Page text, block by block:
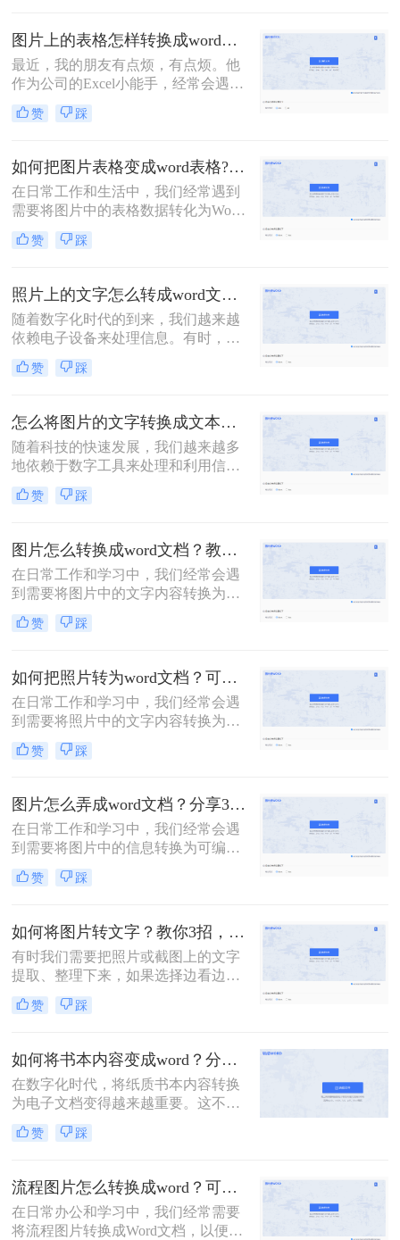
换成Word文档的方法，帮助您轻松完
成这一任务。
图片上的表格怎样转换成word表格？教你转换的二个方法！
最近，我的朋友有点烦，有点烦。他
作为公司的Excel小能手，经常会遇到
同事发Excel表过来咨询的情况。他们
的口头禅通常都是：“大神，大神，
对呢？”顺带一张Excel截图。对，是
截图！如何在一张截图上发现问题，
查找答案呢？这是一个问题。更大的
问题是，老板也喜欢这样……今天就
来给大家分享二个技巧，「图片上的
表格怎样转换成word表格」
赞 踩
如何把图片表格变成word表格?教你三招轻松搞定！
在日常工作和生活中，我们经常遇到
需要将图片中的表格数据转化为Word
文档中的表格的情况。这样的需求常
见于数据提取、文档编辑、报告撰写
word表格呢？以下将介绍几种常用的
方法，帮助你将图片表格转换成Word
表格。
赞 踩
照片上的文字怎么转成word文档？分享2种方法，简单易学！
随着数字化时代的到来，我们越来越
依赖电子设备来处理信息。有时，我
们可能需要从照片中提取文字内容，
并将其转换为可编辑的Word文档。这
如从书籍、报纸、海报、名片，甚至
是手写笔记中提取信息。那么照片上
的文字怎么转成word文档呢？本文将
介绍几种常用的方法，帮助你轻松地
将照片上的文字转换成Word文档。
赞 踩
怎么将图片的文字转换成文本？这里教你3种方法！
随着科技的快速发展，我们越来越多
地依赖于数字工具来处理和利用信
息。在日常生活中，我们经常会遇到
需要将图片中的文字转换成可编辑文
片中的标语、还是社交媒体上的图片
中提取信息，将图片中的文字转换成
文本都是一项非常实用的技能。那么
怎么将图片的文字转换成文本呢？本
文将详细介绍几种常用的方法，帮助
你轻松实现图片文字到文本的转换。
赞 踩
图片怎么转换成word文档？教你3种简单方法！
在日常工作和学习中，我们经常会遇
到需要将图片中的文字内容转换为
Word文档的情况。这可能是因为图片
中的文字内容需要编辑、修改或进一
文档并不能实现文字内容的编辑，因
此我们需要将图片转换成可编辑的
Word文档。本文将详细介绍图片怎么
转换成word文档的几种方法，并给出
具体的操作步骤和注意事项。
赞 踩
如何把照片转为word文档？可以试试这三个方法！
在日常工作和学习中，我们经常会遇
到需要将照片中的文字内容转换为可
编辑的Word文档的情况。这可能是因
为照片中的文字信息对我们非常重
享。那么如何把照片转为word文档
呢？下面，我将详细介绍几种将照片
转为Word文档的方法，并给出具体的
操作步骤。
赞 踩
图片怎么弄成word文档？分享3种简单方法，轻松搞定!
在日常工作和学习中，我们经常会遇
到需要将图片中的信息转换为可编辑
的Word文档的情况。无论是扫描的文
档、截图还是照片，我们都希望能够
进行编辑、整理或分享。那么图片怎
么弄成word文档呢？下面，我将详细
介绍几种将图片转换为Word文档的方
法，并给出具体的操作步骤。
赞 踩
如何将图片转文字？教你3招，轻松搞定图片转文字提取！
有时我们需要把照片或截图上的文字
提取、整理下来，如果选择边看边打
字，那么效率实在太低了。那么如何
将图片转文字？其实很简单，掌握以
文字，非常方便！
赞 踩
如何将书本内容变成word？分享3种方法，简单易学！
在数字化时代，将纸质书本内容转换
为电子文档变得越来越重要。这不仅
方便我们随时随地阅读，还便于编
辑、分享和存储。本文将介绍如何将
赞 踩
流程图片怎么转换成word？可以试试这三个方法！
在日常办公和学习中，我们经常需要
将流程图片转换成Word文档，以便于